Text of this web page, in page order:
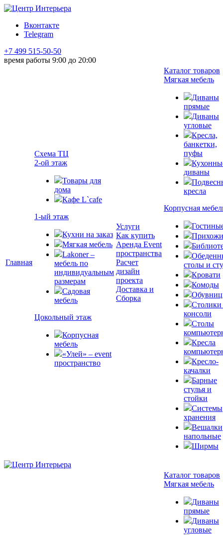
Вконтакте
Telegram
+7 499 515-50-50
время работы 9:00 до 20:00
Главная
Схема ТЦ
2-ой этаж
Товары для
дома
Кафе L`cafe
1-ый этаж
Кухни на заказ
Мягкая мебель
Lakoner –
мебель по
индивидуальным
размерам
Садовая
мебель
Цокольный этаж
Корпусная
мебель
«Улей» – event
пространство
Услуги
Как купить
Аренда Event
пространства
Расчет
дизайн
проекта
Доставка и
Сборка
Каталог товаров
Мягкая мебель
Диваны
прямые
Диваны
угловые
Кресла,
банкетки,
пуфы
диваны
кресла
Корпусная
столы и
Кровати
Комоды
Столики
консоли
Столы
Кресла
Кресло-
качалки
Барные
стулья и
стойки
Системы
хранения
Вешалки
напольные
Ширмы
Каталог товаров
Мягкая мебель
Диваны
прямые
Диваны
угловые